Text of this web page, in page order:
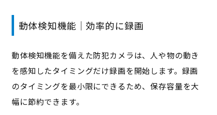
動体検知機能｜効率的に録画
動体検知機能を備えた防犯カメラは、人や物の動き
を感知したタイミングだけ録画を開始します。録画
のタイミングを最小限にできるため、保存容量を大
幅に節約できます。